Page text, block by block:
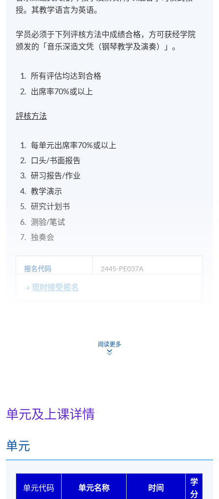
授。其教学语言为英语。
学员必须于下列评核方法中成绩合格，方可获经学院
颁发的「音乐深造文凭（钢琴教学及演奏）」。
所有评估均达到合格
出席率70%或以上
評核方法
每单元出席率70%或以上
口头/书面报告
研习报告/作业
教学演示
研究计划书
测验/笔试
独奏会
报名代码 2445-PE037A
现时接受报名
逢周二，6:30pm - 9:30pm
逢周六，9:30am - 12:30pm
金钟教学中心
阅读更多
单元及上课详情
单元
单元代码 单元名称 时间
学
分